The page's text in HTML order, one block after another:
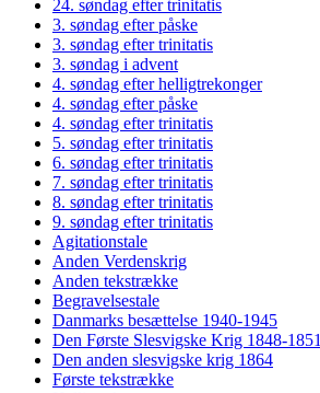
24. søndag efter trinitatis
3. søndag efter påske
3. søndag efter trinitatis
3. søndag i advent
4. søndag efter helligtrekonger
4. søndag efter påske
4. søndag efter trinitatis
5. søndag efter trinitatis
6. søndag efter trinitatis
7. søndag efter trinitatis
8. søndag efter trinitatis
9. søndag efter trinitatis
Agitationstale
Anden Verdenskrig
Anden tekstrække
Begravelsestale
Danmarks besættelse 1940-1945
Den Første Slesvigske Krig 1848-1851
Den anden slesvigske krig 1864
Første tekstrække